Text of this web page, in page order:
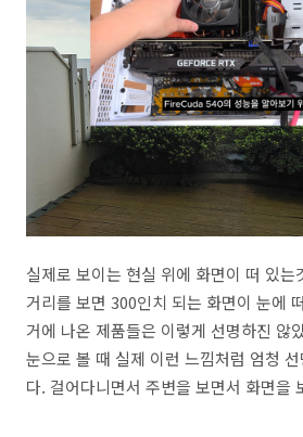
실제로 보이는 현실 위에 화면이 떠 있는
거리를 보면 300인치 되는 화면이 눈에
거에 나온 제품들은 이렇게 선명하진 않
눈으로 볼 때 실제 이런 느낌처럼 엄청
다. 걸어다니면서 주변을 보면서 화면을